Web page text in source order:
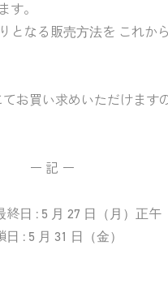
。
となる販売方法を これか
お買い求めいただけます
ー 記 ー
終日 : 5 月 27 日（月）正午
日 : 5 月 31 日（金）